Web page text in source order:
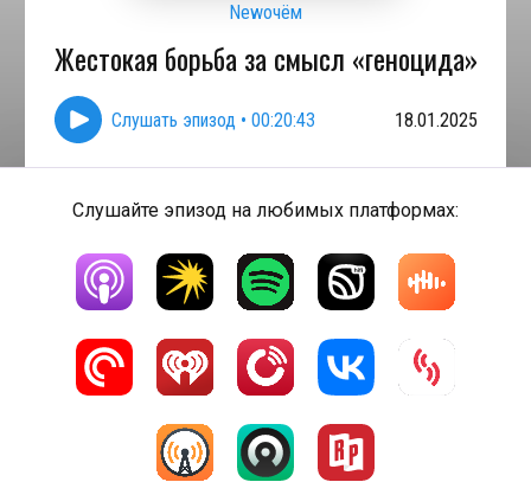
Newочём
Жестокая борьба за смысл «геноцида»
Слушать эпизод • 00:20:43 18.01.2025
Слушайте эпизод на любимых платформах: